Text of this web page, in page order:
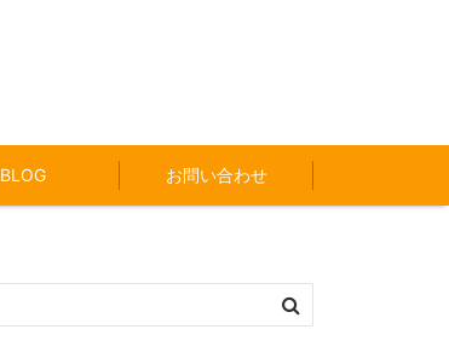
BLOG お問い合わせ